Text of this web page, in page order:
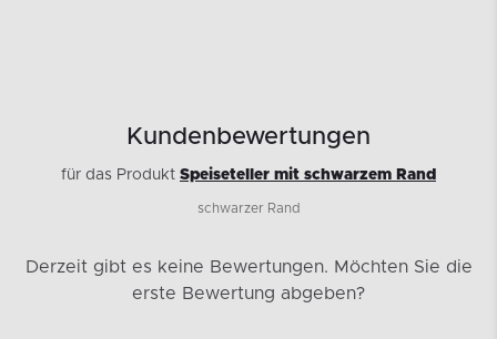
Kundenbewertungen
für das Produkt Speiseteller mit schwarzem Rand
schwarzer Rand
Derzeit gibt es keine Bewertungen. Möchten Sie die
erste Bewertung abgeben?